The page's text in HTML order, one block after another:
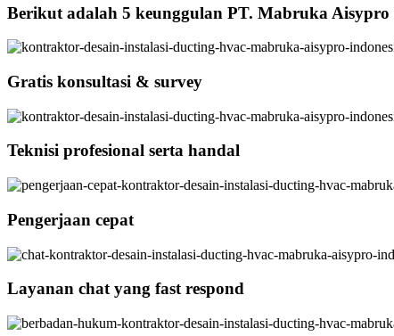
Berikut adalah 5 keunggulan PT. Mabruka
Gratis konsultasi & survey
Teknisi profesional serta handal
Pengerjaan cepat
Layanan chat yang fast respond